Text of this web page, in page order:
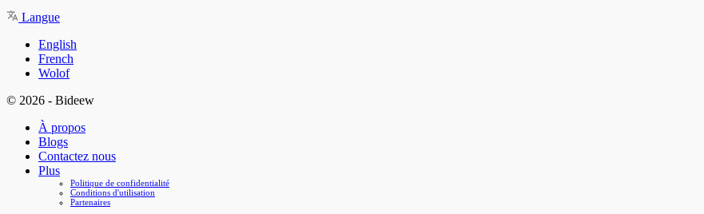
Langue
English
French
Wolof
© 2026 - Bideew
À propos
Blogs
Contactez nous
Plus
Politique de confidentialité
Conditions d'utilisation
Partenaires